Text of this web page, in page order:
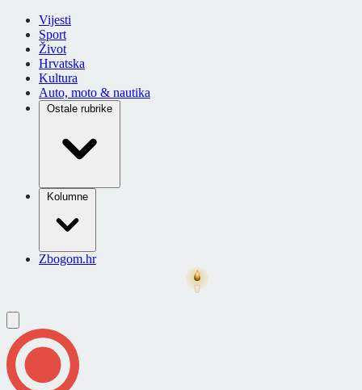
Vijesti
Sport
Život
Hrvatska
Kultura
Auto, moto & nautika
Ostale rubrike
Kolumne
Zbogom.hr